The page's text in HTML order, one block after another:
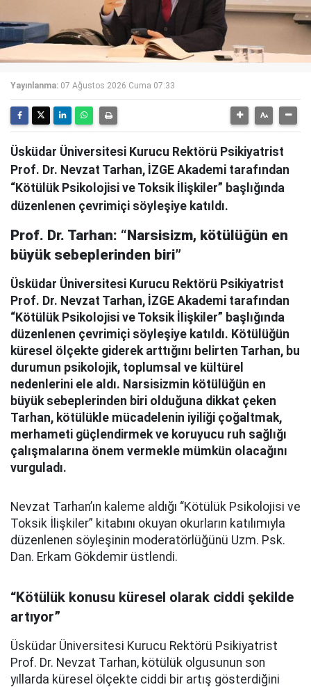
Yayınlanma: 07 Ağustos 2026 Cuma 07:33
Üsküdar Üniversitesi Kurucu Rektörü Psikiyatrist
Prof. Dr. Nevzat Tarhan, İZGE Akademi tarafından
“Kötülük Psikolojisi ve Toksik İlişkiler” başlığında
düzenlenen çevrimiçi söyleşiye katıldı.
Prof. Dr. Tarhan: “Narsisizm, kötülüğün en
büyük sebeplerinden biri”
Üsküdar Üniversitesi Kurucu Rektörü Psikiyatrist
Prof. Dr. Nevzat Tarhan, İZGE Akademi tarafından
“Kötülük Psikolojisi ve Toksik İlişkiler” başlığında
düzenlenen çevrimiçi söyleşiye katıldı. Kötülüğün
küresel ölçekte giderek arttığını belirten Tarhan, bu
durumun psikolojik, toplumsal ve kültürel
nedenlerini ele aldı. Narsisizmin kötülüğün en
büyük sebeplerinden biri olduğuna dikkat çeken
Tarhan, kötülükle mücadelenin iyiliği çoğaltmak,
merhameti güçlendirmek ve koruyucu ruh sağlığı
çalışmalarına önem vermekle mümkün olacağını
vurguladı.
Nevzat Tarhan’ın kaleme aldığı “Kötülük Psikolojisi ve
Toksik İlişkiler” kitabını okuyan okurların katılımıyla
düzenlenen söyleşinin moderatörlüğünü Uzm. Psk.
Dan. Erkam Gökdemir üstlendi.
“Kötülük konusu küresel olarak ciddi şekilde
artıyor”
Üsküdar Üniversitesi Kurucu Rektörü Psikiyatrist
Prof. Dr. Nevzat Tarhan, kötülük olgusunun son
yıllarda küresel ölçekte ciddi bir artış gösterdiğini